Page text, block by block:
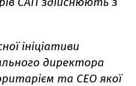
ініціативи
директора
та CEO якої